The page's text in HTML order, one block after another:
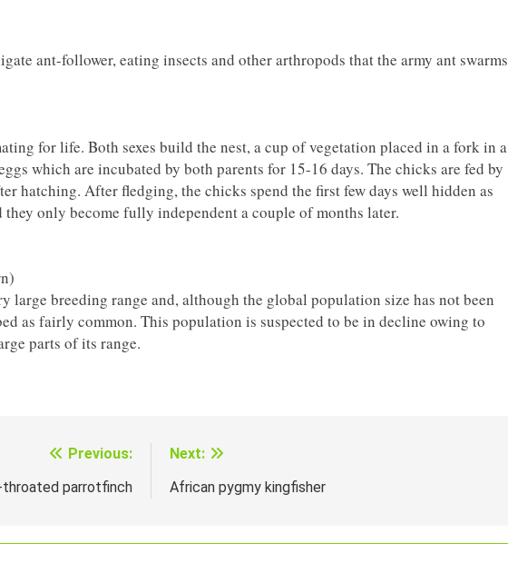
ant-follower, eating insects and other arthropods that the army ant swarms
for life. Both sexes build the nest, a cup of vegetation placed in a fork in a
which are incubated by both parents for 15-16 days. The chicks are fed by
hatching. After fledging, the chicks spend the first few days well hidden as
only become fully independent a couple of months later.
large breeding range and, although the global population size has not been
as fairly common. This population is suspected to be in decline owing to
parts of its range.
Previous:
throated parrotfinch
Next:
African pygmy kingfisher